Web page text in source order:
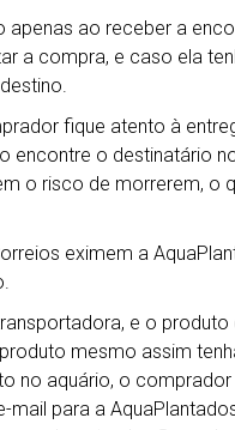
apenas ao receber a
a compra, e caso ela
fique atento à
encontre o destinatário
o risco de morrerem, o
eximem a
e o
mesmo assim
no aquário, o
para a